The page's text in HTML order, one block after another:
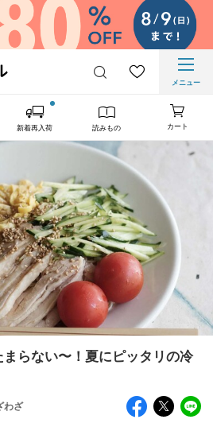
メニュー
新着再入荷 読みもの カート
らない〜！夏にピッタリの冷
わざ